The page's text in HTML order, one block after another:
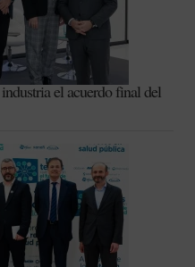
el acuerdo final del